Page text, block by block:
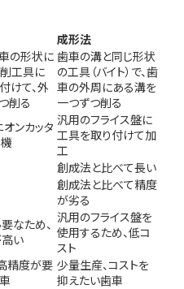
成形法
の形状に
工具に
けて、外
削る
歯車の溝と同じ形状
の工具（バイト）で、歯
車の外周にある溝を
一つずつ削る
オンカッタ 汎用のフライス盤に
工具を取り付けて加
工
創成法と比べて長い
創成法と比べて精度
が劣る
なため、
い
汎用のフライス盤を
使用するため、低コ
スト
精度が要 少量生産、コストを
抑えたい歯車